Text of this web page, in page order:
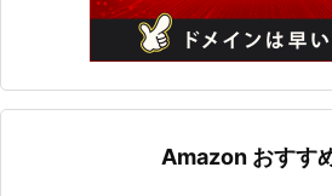
Amazon おすす